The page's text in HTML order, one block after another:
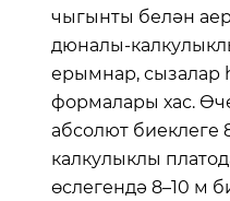
чыгынты белән
дюналы-
ерымнар, сызалар
формалары хас.
абсолют биеклеге
калкулыклы
өслегендә 8–10 м